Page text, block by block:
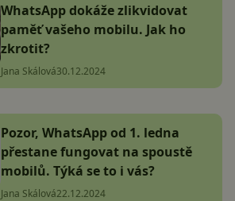
WhatsApp dokáže zlikvidovat
paměť vašeho mobilu. Jak ho
zkrotit?
Jana Skálová30.12.2024
Pozor, WhatsApp od 1. ledna
přestane fungovat na spoustě
mobilů. Týká se to i vás?
Jana Skálová22.12.2024